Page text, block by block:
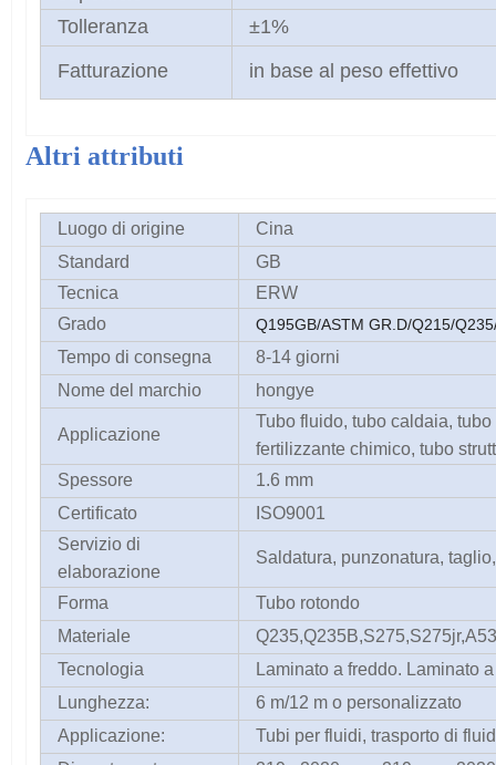
Tolleranza
±1%
Fatturazione
in base al peso effettivo
Altri attributi
Luogo di origine
Cina
Standard
GB
Tecnica
ERW
Grado
Q195GB/ASTM GR.D/Q215/
Tempo di consegna
8-14 giorni
Nome del marchio
hongye
Applicazione
Tubo fluido, tubo caldaia,
fertilizzante chimico, tubo
Spessore
1.6 mm
Certificato
ISO9001
Servizio di
elaborazione
Saldatura, punzonatura,
Forma
Tubo rotondo
Materiale
Tecnologia
Laminato a freddo. Laminato
Lunghezza:
6 m/12 m o personalizzato
Applicazione:
Tubi per fluidi, trasporto di